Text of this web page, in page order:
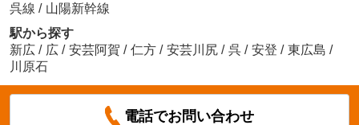
呉線 / 山陽新幹線
駅から探す
新広 / 広 / 安芸阿賀 / 仁方 / 安芸川尻 / 呉 / 安登 / 東広島 /
川原石
電話でお問い合わせ